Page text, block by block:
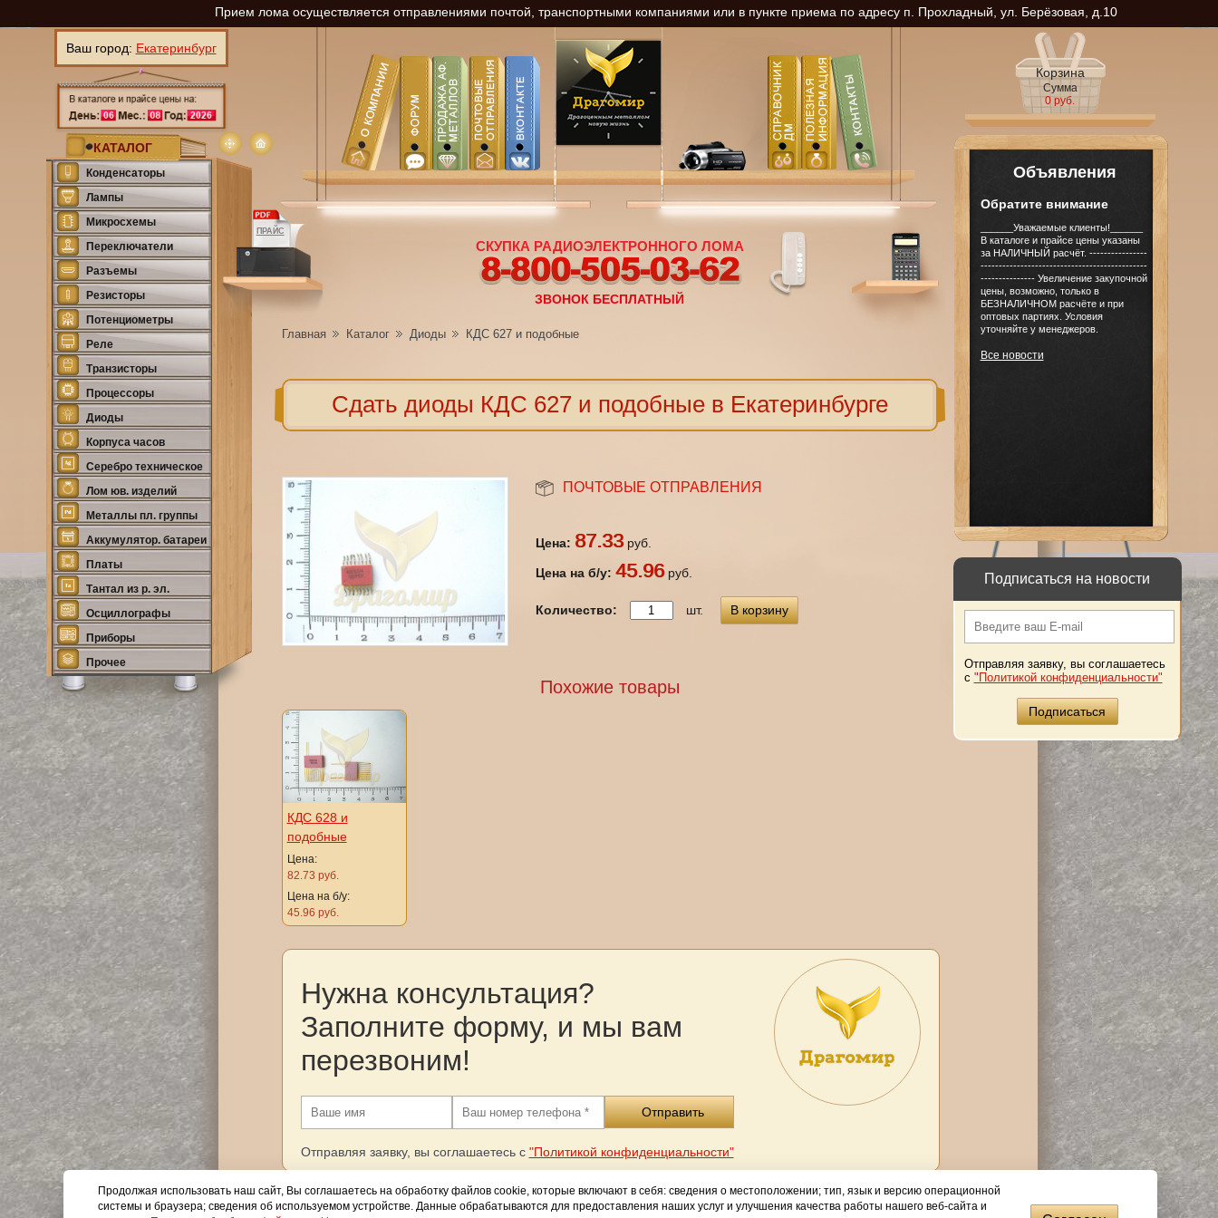
Прием лома осуществляется отправлениями почтой, транспортными компаниями или в пункте приема по адресу п. Прохладный, ул. Берёзовая, д.10
Ваш город: Екатеринбург
КАТАЛОГ
Конденсаторы
Лампы
Микросхемы
Переключатели
Разъемы
Резисторы
Потенциометры
Реле
Транзисторы
Процессоры
Диоды
Корпуса часов
Серебро техническое
Лом юв. изделий
Металлы пл. группы
Аккумулятор. батареи
Платы
Тантал из р. эл.
Осциллографы
Приборы
Прочее
Корзина
Сумма
0 руб.
Объявления
Обратите внимание
______Уважаемые клиенты!______
В каталоге и прайсе цены указаны
за НАЛИЧНЫЙ расчёт. ----------------
----------------------------------------------
--------------- Увеличение закупочной
цены, возможно, только в
БЕЗНАЛИЧНОМ расчёте и при
оптовых партиях. Условия
уточняйте у менеджеров.
Все новости
Подписаться на новости
Отправляя заявку, вы соглашаетесь
с "Политикой конфиденциальности"
СКУПКА РАДИОЭЛЕКТРОННОГО ЛОМА
8-800-505-03-62
ЗВОНОК БЕСПЛАТНЫЙ
ПРАЙС
Главная Каталог Диоды КДС 627 и подобные
Сдать диоды КДС 627 и подобные в Екатеринбурге
ПОЧТОВЫЕ ОТПРАВЛЕНИЯ
Цена: 87.33руб.
Цена на б/у: 45.96руб.
Количество: шт. В корзину
Похожие товары
КДС 628 и
подобные
Цена:
82.73 руб.
Цена на б/у:
45.96 руб.
Нужна консультация?
Заполните форму, и мы вам
перезвоним!
Отправляя заявку, вы соглашаетесь с "Политикой конфиденциальности"
Продолжая использовать наш сайт, Вы соглашаетесь на обработку файлов cookie, которые включают в себя: сведения о местоположении; тип, язык и версию операционной
системы и браузера; сведения об используемом устройстве. Данные обрабатываются для предоставления наших услуг и улучшения качества работы нашего веб-сайта и